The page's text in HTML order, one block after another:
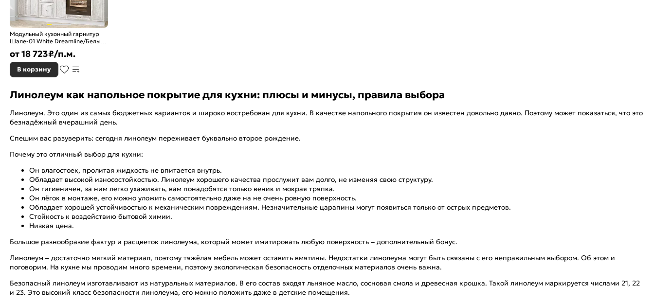
Модульный кухонный гарнитур
Шале-01 White Dreamline/Белый
от18 723₽/п.м.
В корзину
Линолеум как напольное покрытие для кухни: плюсы и минусы, правила выбора
Линолеум. Это один из самых бюджетных вариантов и широко востребован для кухни. В качестве напольного покрытия он известен довольно давно. Поэтому может показаться, что это
безнадёжный вчерашний день.
Спешим вас разуверить: сегодня линолеум переживает буквально второе рождение.
Почему это отличный выбор для кухни:
Он влагостоек, пролитая жидкость не впитается внутрь.
Обладает высокой износостойкостью. Линолеум хорошего качества прослужит вам долго, не изменяя свою структуру.
Он гигиеничен, за ним легко ухаживать, вам понадобятся только веник и мокрая тряпка.
Он лёгок в монтаже, его можно уложить самостоятельно даже на не очень ровную поверхность.
Обладает хорошей устойчивостью к механическим повреждениям. Незначительные царапины могут появиться только от острых предметов.
Стойкость к воздействию бытовой химии.
Низкая цена.
Большое разнообразие фактур и расцветок линолеума, который может имитировать любую поверхность – дополнительный бонус.
Линолеум – достаточно мягкий материал, поэтому тяжёлая мебель может оставить вмятины. Недостатки линолеума могут быть связаны с его неправильным выбором. Об этом и
поговорим. На кухне мы проводим много времени, поэтому экологическая безопасность отделочных материалов очень важна.
Безопасный линолеум изготавливают из натуральных материалов. В его состав входят льняное масло, сосновая смола и древесная крошка. Такой линолеум маркируется числами 21, 22
и 23. Это высокий класс безопасности линолеума, его можно положить даже в детские помещения.